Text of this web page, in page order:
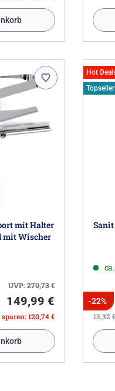
mit Halter
mit Wischer
UVP:270,73€
149,99 €
sparen: 120,74 €
Hot
Topseller
-22%
13,32